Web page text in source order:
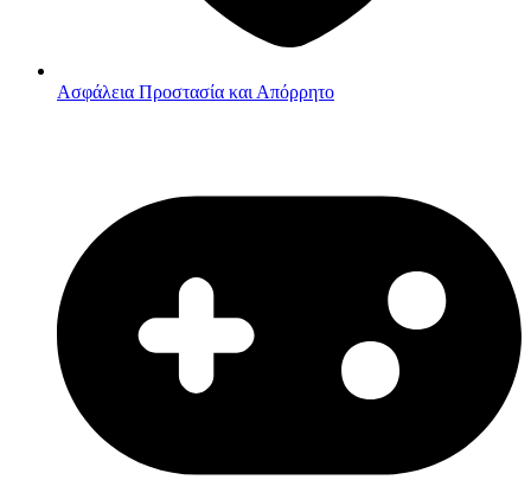
Ασφάλεια Προστασία και Απόρρητο